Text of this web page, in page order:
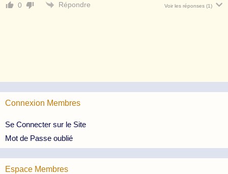
0 Répondre Voir les réponses (1)
Connexion Membres
Se Connecter sur le Site
Mot de Passe oublié
Espace Membres